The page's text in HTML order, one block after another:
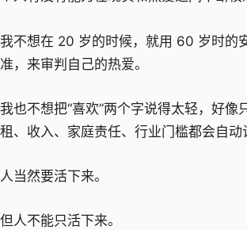
我不想在 20 岁的时候，就用 60 岁时的
准，来审判自己的热爱。
我也不想把“喜欢”两个字说得太轻，好像
租、收入、家庭责任、行业门槛都会自动
人当然要活下来。
但人不能只活下来。